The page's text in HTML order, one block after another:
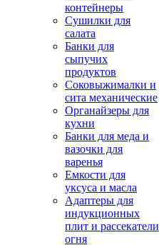
контейнеры
Сушилки для
салата
Банки для
сыпучих
продуктов
Соковыжималки и
сита механические
Органайзеры для
кухни
Банки для меда и
вазочки для
варенья
Емкости для
уксуса и масла
Адаптеры для
индукционных
плит и рассекатели
огня